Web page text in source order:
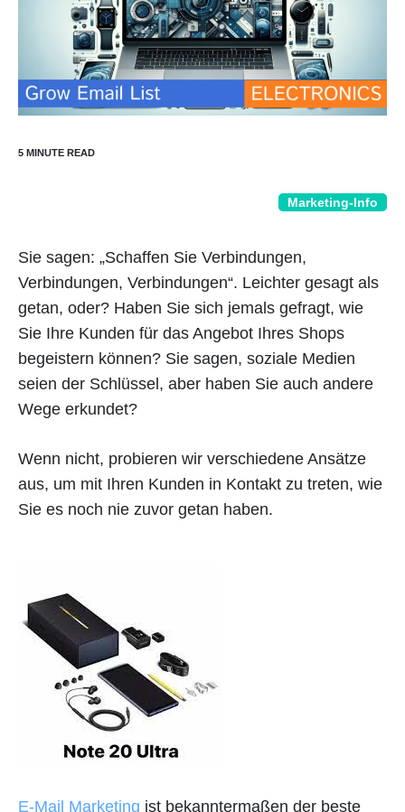
Marketing-Info
Sie sagen: „Schaffen Sie Verbindungen,
Verbindungen, Verbindungen“. Leichter gesagt als
getan, oder? Haben Sie sich jemals gefragt, wie
Sie Ihre Kunden für das Angebot Ihres Shops
begeistern können? Sie sagen, soziale Medien
seien der Schlüssel, aber haben Sie auch andere
Wege erkundet?
Wenn nicht, probieren wir verschiedene Ansätze
aus, um mit Ihren Kunden in Kontakt zu treten, wie
Sie es noch nie zuvor getan haben.
E-Mail Marketing ist bekanntermaßen der beste